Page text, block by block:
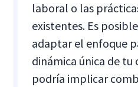
laboral o las
existentes. Es
adaptar el enfoque
dinámica única de tu
podría implicar